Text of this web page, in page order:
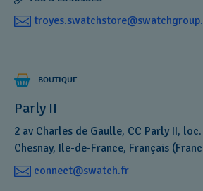
BOUTIQUE
Parly II
2 av Charles de Gaulle, CC Parly II,
Chesnay, Ile-de-France, Français
connect@swatch.fr